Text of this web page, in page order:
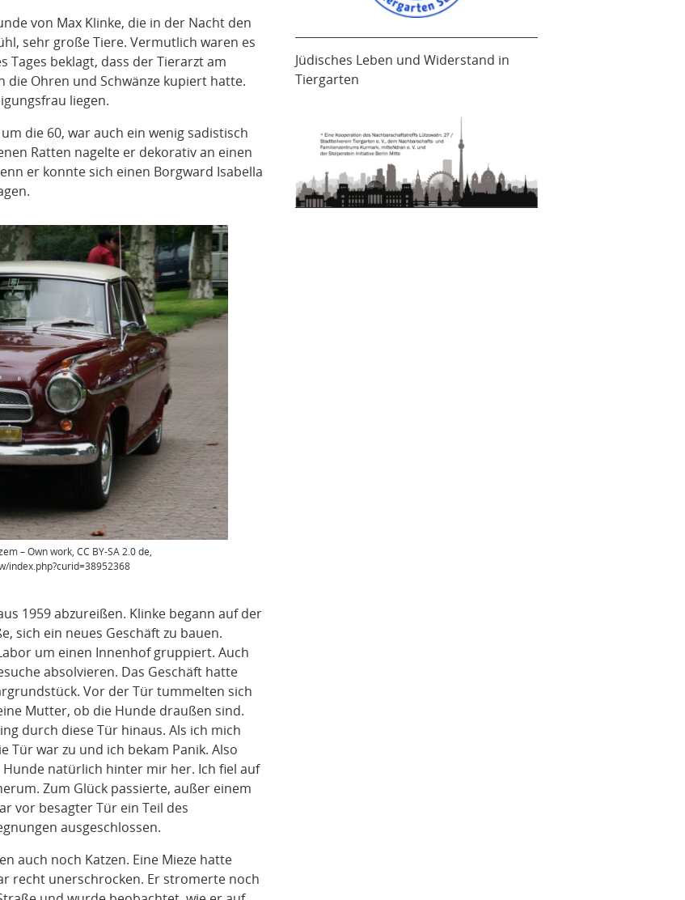
von Max Klinke, die in der Nacht den
sehr große Tiere. Vermutlich waren es
beklagt, dass der Tierarzt am
Ohren und Schwänze kupiert hatte.
liegen.
die 60, war auch ein wenig sadistisch
Ratten nagelte er dekorativ an einen
er konnte sich einen Borgward Isabella
– Own work, CC BY-SA 2.0 de,
index.php?curid=38952368
1959 abzureißen. Klinke begann auf der
sich ein neues Geschäft zu bauen.
um einen Innenhof gruppiert. Auch
absolvieren. Das Geschäft hatte
Vor der Tür tummelten sich
Mutter, ob die Hunde draußen sind.
durch diese Tür hinaus. Als ich mich
Tür war zu und ich bekam Panik. Also
natürlich hinter mir her. Ich fiel auf
Zum Glück passierte, außer einem
vor besagter Tür ein Teil des
ausgeschlossen.
auch noch Katzen. Eine Mieze hatte
recht unerschrocken. Er stromerte noch
Jüdisches Leben und Widerstand in
Tiergarten